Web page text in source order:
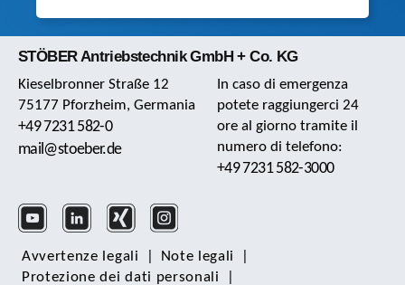
STÖBER Antriebstechnik GmbH + Co. KG
Kieselbronner Straße 12
75177 Pforzheim, Germania
+49 7231 582-0
mail@stoeber.de
In caso di emergenza
potete raggiungerci 24
ore al giorno tramite il
numero di telefono:
+49 7231 582-3000
Avvertenze legali Note legali
Protezione dei dati personali